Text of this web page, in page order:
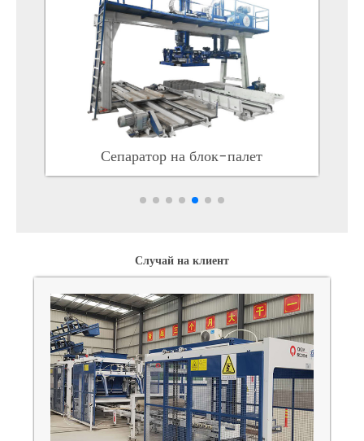
Сепаратор на блок-палет
Случай на клиент